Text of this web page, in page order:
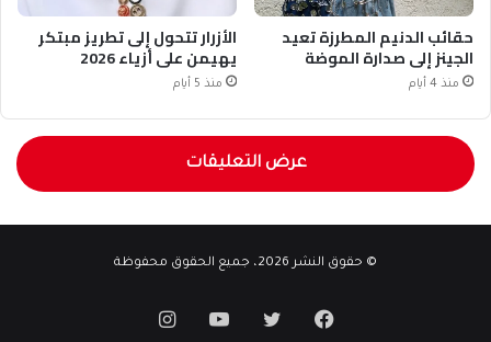
حقائب الدنيم المطرزة تعيد
الجينز إلى صدارة الموضة
منذ 4 أيام
الأزرار تتحول إلى تطريز مبتكر
يهيمن على أزياء 2026
منذ 5 أيام
عرض التعليقات
© حقوق النشر 2026، جميع الحقوق محفوظة
فيسبوكتويتر يوتيوبانستقرام